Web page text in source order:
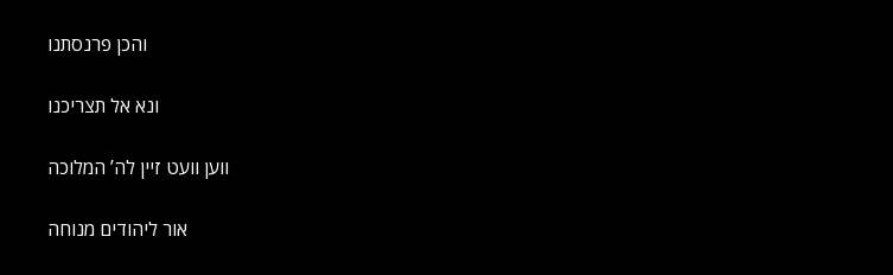
והכן פרנסתנו
ונא אל תצריכנו
ווען וועט זיין לה’ המלוכה
אור ליהודים מנוחה